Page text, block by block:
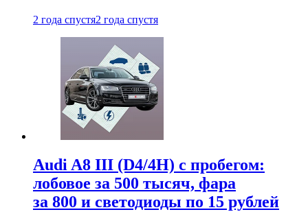
2 года спустя2 года спустя
Audi A8 III (D4/4H) c пробегом:
лобовое за 500 тысяч, фара
за 800 и светодиоды по 15 рублей